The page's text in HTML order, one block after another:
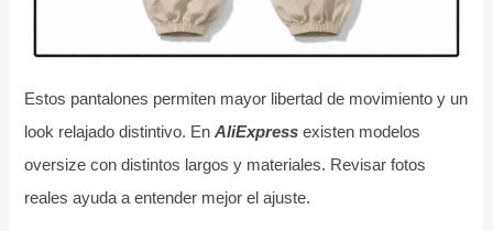
Estos pantalones permiten mayor libertad de movimiento y un
look relajado distintivo. En AliExpressexisten modelos
oversize con distintos largos y materiales. Revisar fotos
reales ayuda a entender mejor el ajuste.